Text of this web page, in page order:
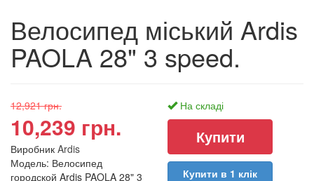
Велосипед міський Ardis
PAOLA 28" 3 speed.
12,921 грн.
10,239 грн.
Виробник Ardis
Модель: Велосипед
городской Ardis PAOLA 28" 3
На складі
Купити в 1 клік